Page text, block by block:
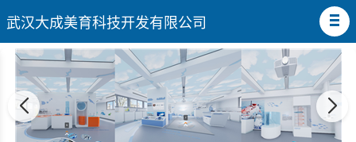
武汉大成美育科技开发有限公司